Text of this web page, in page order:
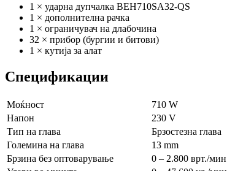
1 × ударна дупчалка BEH710SA32-QS
1 × дополнителна рачка
1 × ограничувач на длабочина
32 × прибор (бургии и битови)
1 × кутија за алат
Спецификации
Моќност
710 W
Напон
230 V
Тип на глава
Брзостезна глава
Големина на глава
13 mm
Брзина без оптоварување
0 – 2.800 врт./мин